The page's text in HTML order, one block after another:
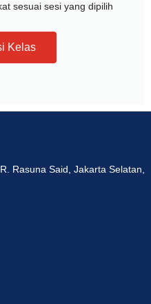
sesuai sesi yang dipilih
Kelas
Rasuna Said, Jakarta Selatan,